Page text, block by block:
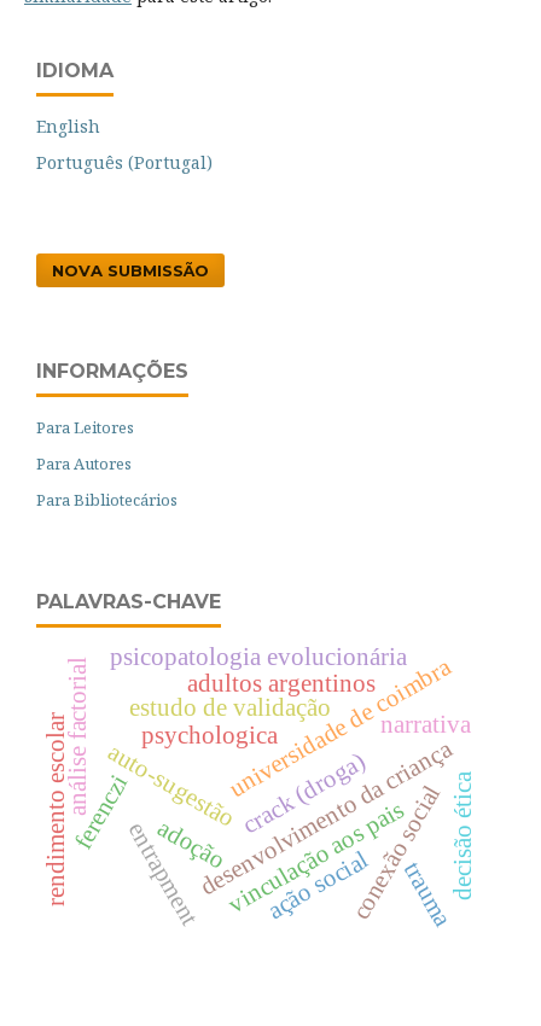
IDIOMA
English
Português (Portugal)
NOVA SUBMISSÃO
INFORMAÇÕES
Para Leitores
Para Autores
Para Bibliotecários
PALAVRAS-CHAVE
auto-sugestãouniversidade de coimbra
psychologica
desenvolvimento da criança
análise factorial narrativa
entrapment
psicopatologia evolucionária
crack (droga)conexão social
adultos argentinos
estudo de validação
vinculação aos pais
ação social
rendimento escolar decisão ética
ferenczi
trauma
adoção